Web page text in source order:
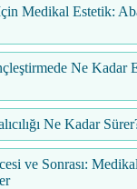
Medikal Estetik:
Ne Kadar
Ne Kadar
ve Sonrası: